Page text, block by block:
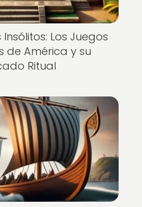
Los Juegos
de América y su
Ritual